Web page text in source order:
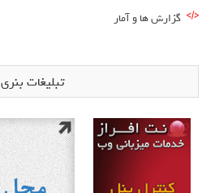
گزارش ها و آمار
تبلیغات بنری